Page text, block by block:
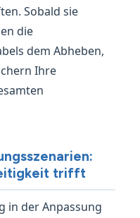
Sobald sie
die
dem Abheben,
Ihre
trifft
in der Anpassung